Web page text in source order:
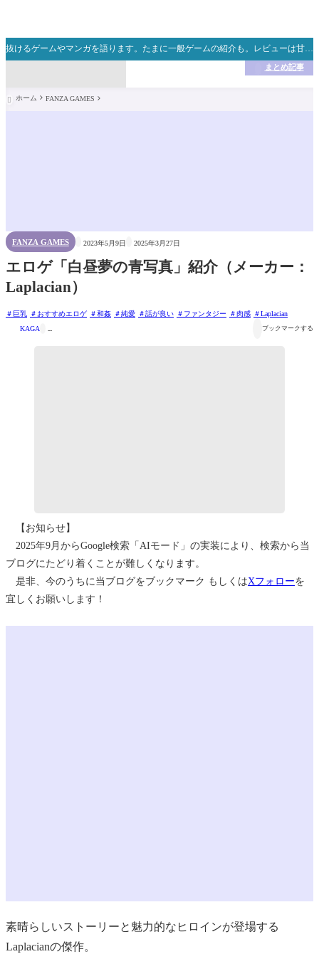
いいね！・コメント大
e. But feel free to contac
t me in English. Take it e
抜けるゲームやマンガを語ります。たまに一般ゲームの紹介も。レビューは甘めですが忖度無しの正直レビューです。皆さんのオカズ探しの旅のお役立てになれば本望です。【本サイトにはプロモーションが含まれております】
まとめ記事
 ホーム FANZA GAMES
FANZA GAMES  2023年5月9日 2025年3月27日
エロゲ「白昼夢の青写真」紹介（メーカー：
Laplacian）
巨乳 おすすめエロゲ 和姦 純愛 話が良い ファンタジー 肉感
Laplacian
KAGA
-- ブックマークする
【お知らせ】
2025年9月からGoogle検索「AIモード」の実装により、検索から当
ブログにたどり着くことが難しくなります。
是非、今のうちに当ブログをブックマーク もしくはXフォローを
宜しくお願いします！
素晴らしいストーリーと魅力的なヒロインが登場する
Laplacianの傑作。